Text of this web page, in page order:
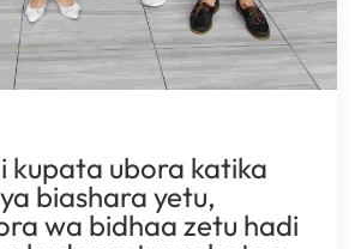
kupata ubora katika
biashara yetu,
wa bidhaa zetu hadi